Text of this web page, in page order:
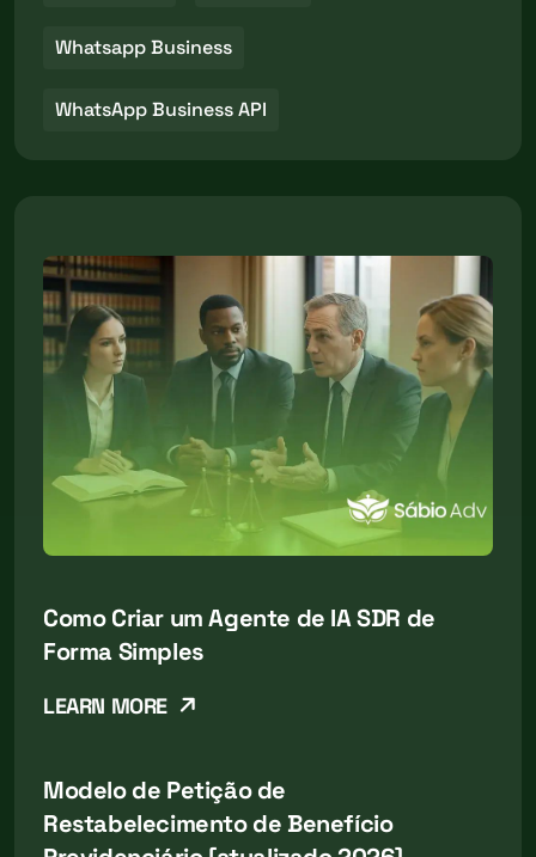
Whatsapp Business
WhatsApp Business API
Como Criar um Agente de IA SDR de
Forma Simples
LEARN MORE
Modelo de Petição de
Restabelecimento de Benefício